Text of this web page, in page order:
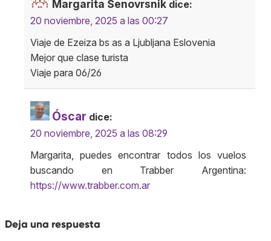
Margarita Senovrsnik dice:
20 noviembre, 2025 a las 00:27
Viaje de Ezeiza bs as a Ljubljana Eslovenia
Mejor que clase turista
Viaje para 06/26
Óscar dice:
20 noviembre, 2025 a las 08:29
Margarita, puedes encontrar todos los vuelos
buscando en Trabber Argentina:
https://www.trabber.com.ar
Deja una respuesta